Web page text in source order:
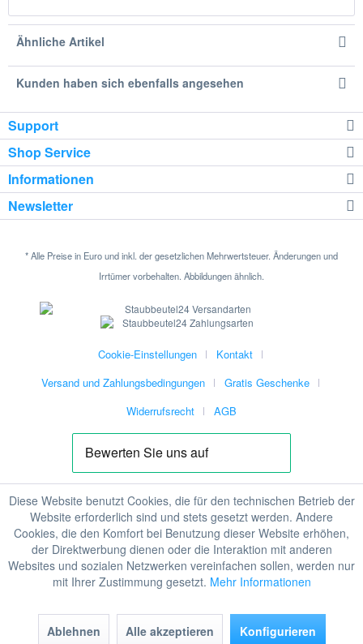
Ähnliche Artikel
Kunden haben sich ebenfalls angesehen
Support
Shop Service
Informationen
Newsletter
* Alle Preise in Euro und inkl. der gesetzlichen Mehrwertsteuer. Änderungen und
Irrtümer vorbehalten. Abbildungen ähnlich.
Cookie-Einstellungen
Kontakt
Versand und Zahlungsbedingungen
Gratis Geschenke
Widerrufsrecht
AGB
Diese Website benutzt Cookies, die für den technischen Betrieb der
Website erforderlich sind und stets gesetzt werden. Andere
Cookies, die den Komfort bei Benutzung dieser Website erhöhen,
der Direktwerbung dienen oder die Interaktion mit anderen
Websites und sozialen Netzwerken vereinfachen sollen, werden nur
mit Ihrer Zustimmung gesetzt. Mehr Informationen
Ablehnen Alle akzeptieren Konfigurieren